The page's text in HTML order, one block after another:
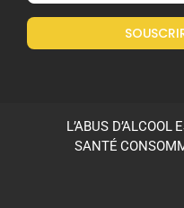
Politique en matière de
L’ABUS D’ALCOOL
SANTÉ